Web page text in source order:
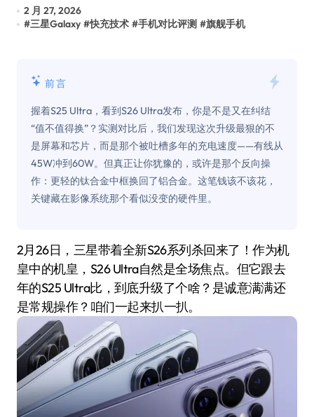
2 月 27, 2026
#三星Galaxy #快充技术 #手机对比评测 #旗舰手机
前言
握着S25 Ultra，看到S26 Ultra发布，你是不是又在纠结
“值不值得换”？实测对比后，我们发现这次升级最狠的不
是屏幕和芯片，而是那个被吐槽多年的充电速度——有线从
45W冲到60W。但真正让你犹豫的，或许是那个反向操
作：更轻的钛合金中框换回了铝合金。这笔钱该不该花，
关键藏在影像系统那个看似没变的硬件里。
2月26日，三星带着全新S26系列杀回来了！作为机
皇中的机皇，S26 Ultra自然是全场焦点。但它跟去
年的S25 Ultra比，到底升级了个啥？是诚意满满还
是常规操作？咱们一起来扒一扒。